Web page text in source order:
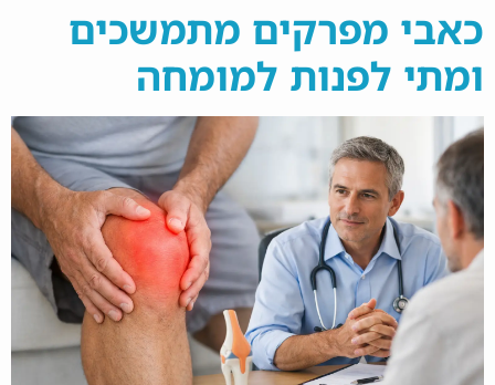
כאבי מפרקים מתמשכים
ומתי לפנות למומחה